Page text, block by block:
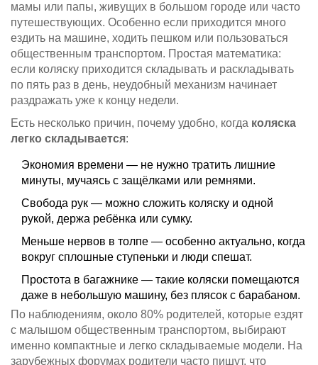
мамы или папы, живущих в большом городе или часто
путешествующих. Особенно если приходится много
ездить на машине, ходить пешком или пользоваться
общественным транспортом. Простая математика:
если коляску приходится складывать и раскладывать
по пять раз в день, неудобный механизм начинает
раздражать уже к концу недели.
Есть несколько причин, почему удобно, когда коляска
легко складывается:
Экономия времени — не нужно тратить лишние
минуты, мучаясь с защёлками или ремнями.
Свобода рук — можно сложить коляску и одной
рукой, держа ребёнка или сумку.
Меньше нервов в толпе — особенно актуально, когда
вокруг сплошные ступеньки и люди спешат.
Простота в багажнике — такие коляски помещаются
даже в небольшую машину, без плясок с барабаном.
По наблюдениям, около 80% родителей, которые ездят
с малышом общественным транспортом, выбирают
именно компактные и легко складываемые модели. На
зарубежных форумах родители часто пишут, что